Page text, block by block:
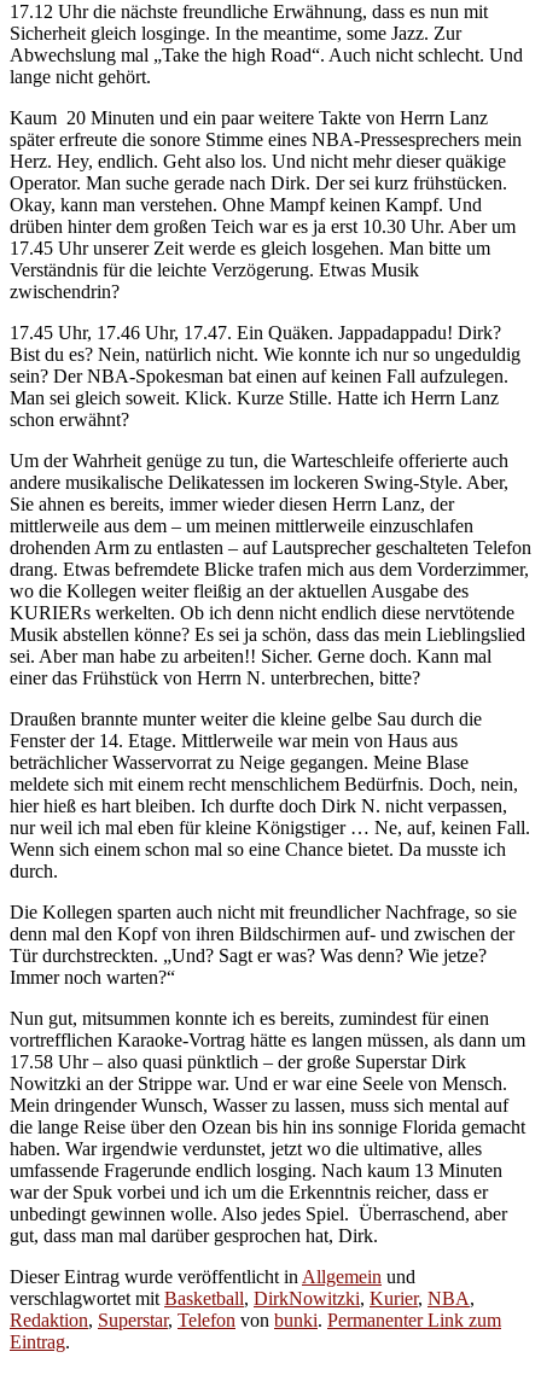
17.12 Uhr die nächste freundliche Erwähnung, dass es nun mit
Sicherheit gleich losginge. In the meantime, some Jazz. Zur
Abwechslung mal „Take the high Road“. Auch nicht schlecht. Und
lange nicht gehört.
Kaum 20 Minuten und ein paar weitere Takte von Herrn Lanz
später erfreute die sonore Stimme eines NBA-Pressesprechers mein
Herz. Hey, endlich. Geht also los. Und nicht mehr dieser quäkige
Operator. Man suche gerade nach Dirk. Der sei kurz frühstücken.
Okay, kann man verstehen. Ohne Mampf keinen Kampf. Und
drüben hinter dem großen Teich war es ja erst 10.30 Uhr. Aber um
17.45 Uhr unserer Zeit werde es gleich losgehen. Man bitte um
Verständnis für die leichte Verzögerung. Etwas Musik
zwischendrin?
17.45 Uhr, 17.46 Uhr, 17.47. Ein Quäken. Jappadappadu! Dirk?
Bist du es? Nein, natürlich nicht. Wie konnte ich nur so ungeduldig
sein? Der NBA-Spokesman bat einen auf keinen Fall aufzulegen.
Man sei gleich soweit. Klick. Kurze Stille. Hatte ich Herrn Lanz
schon erwähnt?
Um der Wahrheit genüge zu tun, die Warteschleife offerierte auch
andere musikalische Delikatessen im lockeren Swing-Style. Aber,
Sie ahnen es bereits, immer wieder diesen Herrn Lanz, der
mittlerweile aus dem – um meinen mittlerweile einzuschlafen
drohenden Arm zu entlasten – auf Lautsprecher geschalteten Telefon
drang. Etwas befremdete Blicke trafen mich aus dem Vorderzimmer,
wo die Kollegen weiter fleißig an der aktuellen Ausgabe des
KURIERs werkelten. Ob ich denn nicht endlich diese nervtötende
Musik abstellen könne? Es sei ja schön, dass das mein Lieblingslied
sei. Aber man habe zu arbeiten!! Sicher. Gerne doch. Kann mal
einer das Frühstück von Herrn N. unterbrechen, bitte?
Draußen brannte munter weiter die kleine gelbe Sau durch die
Fenster der 14. Etage. Mittlerweile war mein von Haus aus
beträchlicher Wasservorrat zu Neige gegangen. Meine Blase
meldete sich mit einem recht menschlichem Bedürfnis. Doch, nein,
hier hieß es hart bleiben. Ich durfte doch Dirk N. nicht verpassen,
nur weil ich mal eben für kleine Königstiger … Ne, auf, keinen Fall.
Wenn sich einem schon mal so eine Chance bietet. Da musste ich
durch.
Die Kollegen sparten auch nicht mit freundlicher Nachfrage, so sie
denn mal den Kopf von ihren Bildschirmen auf- und zwischen der
Tür durchstreckten. „Und? Sagt er was? Was denn? Wie jetze?
Immer noch warten?“
Nun gut, mitsummen konnte ich es bereits, zumindest für einen
vortrefflichen Karaoke-Vortrag hätte es langen müssen, als dann um
17.58 Uhr – also quasi pünktlich – der große Superstar Dirk
Nowitzki an der Strippe war. Und er war eine Seele von Mensch.
Mein dringender Wunsch, Wasser zu lassen, muss sich mental auf
die lange Reise über den Ozean bis hin ins sonnige Florida gemacht
haben. War irgendwie verdunstet, jetzt wo die ultimative, alles
umfassende Fragerunde endlich losging. Nach kaum 13 Minuten
war der Spuk vorbei und ich um die Erkenntnis reicher, dass er
unbedingt gewinnen wolle. Also jedes Spiel. Überraschend, aber
gut, dass man mal darüber gesprochen hat, Dirk.
Dieser Eintrag wurde veröffentlicht inAllgemein und
verschlagwortet mitBasketball, DirkNowitzki, Kurier, NBA,
Redaktion, Superstar, Telefon von bunki. Permanenter Link zum
Eintrag.